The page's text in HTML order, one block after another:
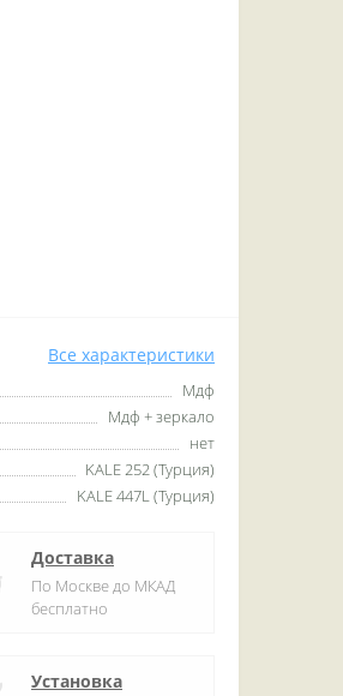
Все характеристики
Мдф
Мдф + зеркало
нет
KALE 252 (Турция)
KALE 447L (Турция)
Доставка
По Москве до МКАД
бесплатно
Установка